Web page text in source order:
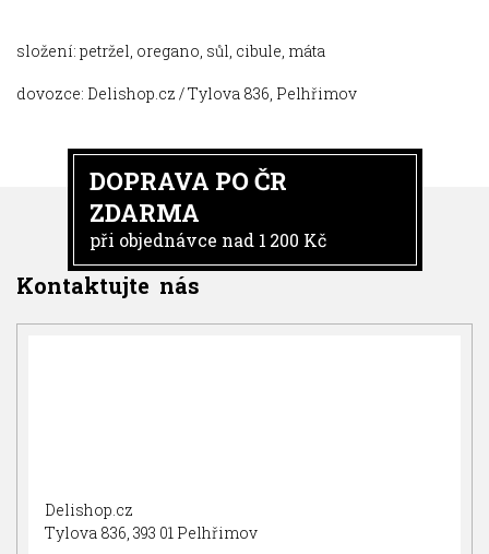
složení: petržel, oregano, sůl, cibule, máta
dovozce: Delishop.cz / Tylova 836, Pelhřimov
DOPRAVA PO ČR
ZDARMA
při objednávce nad 1 200 Kč
Kontaktujte nás
Delishop.cz
Tylova 836, 393 01 Pelhřimov